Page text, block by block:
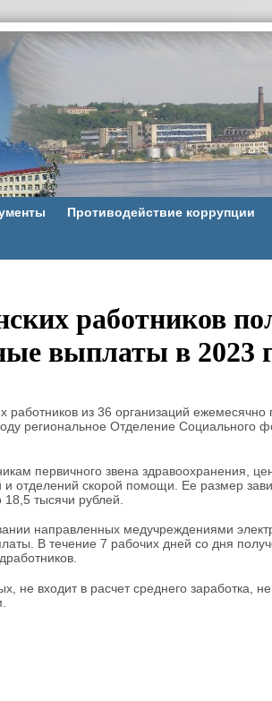
Противодействие коррупции
работников
выплаты в 2023
работников из 36 организаций
региональное Отделение Социального
первичного звена здравоохранения,
отделений скорой помощи. Ее размер
тысячи рублей.
направленных медучреждениями
В течение 7 рабочих дней со дня
не входит в расчет среднего заработка,